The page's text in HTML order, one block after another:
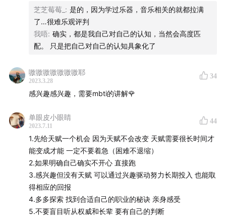
5. 9种职业兴趣
6. 内向与外向，在于社交是给你能量还是吸取你的能量。
（PS，我看起来偏外向；）
7. 分析工作的类型，是否强绩效驱动；（结果导向）
响力）。关键考量问题：是否一直想离职？
9. 影响职业成功最大的因素是天赋，以及关联带来的能力；
10. 最后评判标准是快乐。评估工作的满足感、成功度。看
职业初期的15年内，多尝试；
听后todo
1. 2023，定位为转变探索之年，不要太在乎钱，思考自己的
成长，积累燃料，找到自己很有兴趣持续去做的事情。（热
爱）
2. 多用flomo记录自己的思考，找寻自己内在的动力；
芝芝莓莓_ : 是的，因为学过乐器，音乐相关的就都拉满
了…很难乐观评判
我唔: 确实，都是我自己对自己的认知，当然会高度匹
配。 只是把自己对自己的认知具象化了
嗷嗷嗷嗷嗷嗷嗷耶
2023.3.28
34
感兴趣感兴趣，需要mbti的讲解🌹
单眼皮小眼睛
2023.7.11
44
1.先给天赋一个机会 因为天赋不会改变 天赋需要很长时间才
能变成才能 一定不要着急（困难不退缩）
2.如果明确自己确实不开心 直接跑
3.感兴趣但没有天赋 可以通过兴趣驱动努力长期投入 也能取
得相应的回报
4.多多探索 找到合适自己的职业的秘诀 亲身感受
5.不要盲目听从权威和长辈 要有自己的判断